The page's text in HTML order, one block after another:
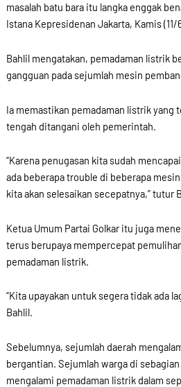
masalah batu bara itu langka enggak
Istana Kepresidenan Jakarta, Kamis
Bahlil mengatakan, pemadaman listrik
gangguan pada sejumlah mesin
Ia memastikan pemadaman listrik yang
tengah ditangani oleh pemerintah.
“Karena penugasan kita sudah
ada beberapa trouble di beberapa
kita akan selesaikan secepatnya,” tutur
Ketua Umum Partai Golkar itu juga
terus berupaya mempercepat
pemadaman listrik.
“Kita upayakan untuk segera tidak ada
Bahlil.
Sebelumnya, sejumlah daerah
bergantian. Sejumlah warga di
mengalami pemadaman listrik dalam